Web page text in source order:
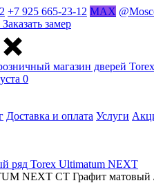
+7 925 665-23-12 MAX
Заказать замер
магазин дверей
0
Доставка и оплата Услуги
ряд Torex Ultimatum NEXT
NEXT СТ Графит матовый